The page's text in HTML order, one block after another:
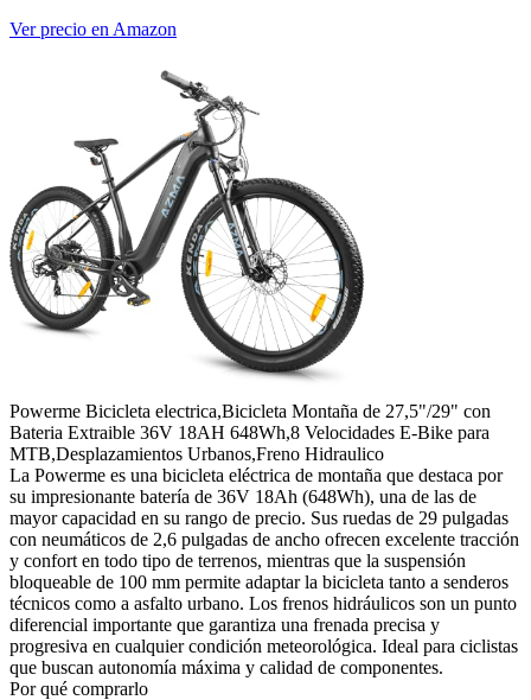
Ver precio en Amazon
Powerme Bicicleta electrica,Bicicleta Montaña de 27,5"/29" con
Bateria Extraible 36V 18AH 648Wh,8 Velocidades E-Bike para
MTB,Desplazamientos Urbanos,Freno Hidraulico
La Powerme es una bicicleta eléctrica de montaña que destaca por
su impresionante batería de 36V 18Ah (648Wh), una de las de
mayor capacidad en su rango de precio. Sus ruedas de 29 pulgadas
con neumáticos de 2,6 pulgadas de ancho ofrecen excelente tracción
y confort en todo tipo de terrenos, mientras que la suspensión
bloqueable de 100 mm permite adaptar la bicicleta tanto a senderos
técnicos como a asfalto urbano. Los frenos hidráulicos son un punto
diferencial importante que garantiza una frenada precisa y
progresiva en cualquier condición meteorológica. Ideal para ciclistas
que buscan autonomía máxima y calidad de componentes.
Por qué comprarlo